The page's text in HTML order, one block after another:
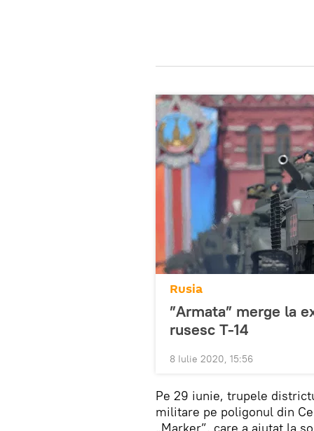
Rusia
”Armata” merge la
rusesc T-14
8 Iulie 2020, 15:56
Pe 29 iunie, trupele
militare pe poligonul din